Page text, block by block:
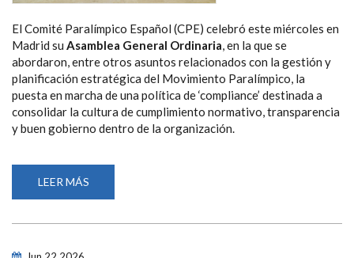
El Comité Paralímpico Español (CPE) celebró este miércoles en
Madrid su Asamblea General Ordinaria, en la que se
abordaron, entre otros asuntos relacionados con la gestión y
planificación estratégica del Movimiento Paralímpico, la
puesta en marcha de una política de ‘compliance’ destinada a
consolidar la cultura de cumplimiento normativo, transparencia
y buen gobierno dentro de la organización.
LEER MÁS
ASAMBLEA
DEL